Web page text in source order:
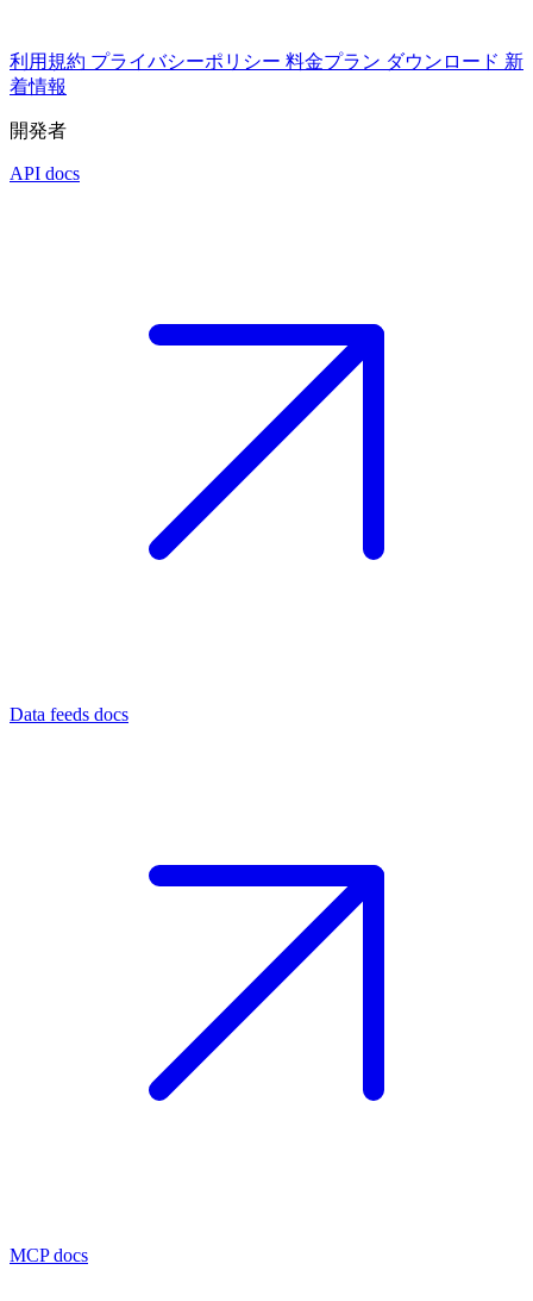
利用規約 プライバシーポリシー 料金プラン ダウンロード 新
着情報
開発者
API docs
Data feeds docs
MCP docs